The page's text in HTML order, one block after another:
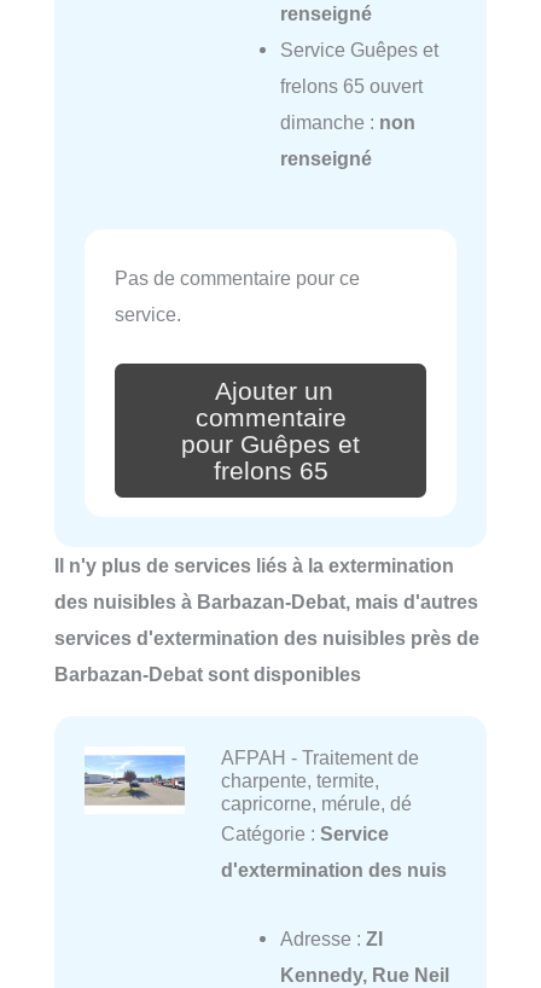
renseigné
Service Guêpes et
frelons 65 ouvert
dimanche : non
renseigné
Pas de commentaire pour ce
service.
Ajouter un
commentaire
pour Guêpes et
frelons 65
Il n'y plus de services liés à la extermination
des nuisibles à Barbazan-Debat, mais d'autres
services d'extermination des nuisibles près de
Barbazan-Debat sont disponibles
AFPAH - Traitement de
charpente, termite,
capricorne, mérule, dé
Catégorie : Service
d'extermination des nuis
Adresse : ZI
Kennedy, Rue Neil